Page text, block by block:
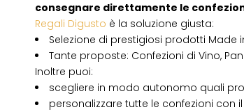
consegnare direttamente le
Regali Digusto è la soluzione giusta:
Selezione di prestigiosi prodotti Made
Tante proposte: Confezioni di Vino,
Inoltre puoi:
scegliere in modo autonomo quali
personalizzare tutte le confezioni con